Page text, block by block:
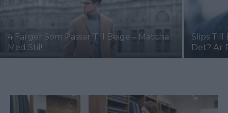
4 Färger Som Passar Till Beige – Matcha
Med Stil!
Slips
Det? Är